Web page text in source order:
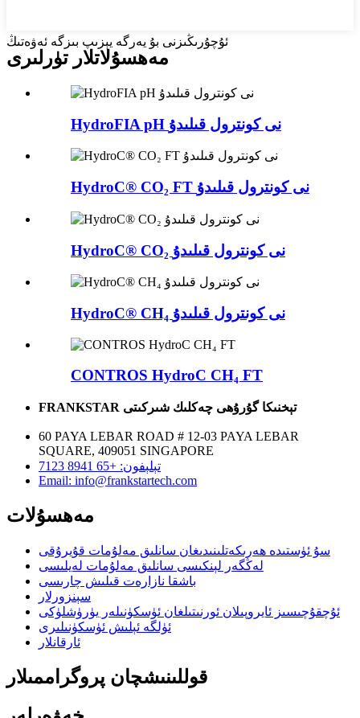
ئۇچۇرىڭىزنى بۇ يەرگە يېزىپ بىزگە ئەۋەتىڭ
مەھسۇلاتلار تۈرلىرى
HydroFIA pH نى كونترول قىلىدۇ
HydroC® CO₂ FT نى كونترول قىلىدۇ
HydroC® CO₂ نى كونترول قىلىدۇ
HydroC® CH₄ نى كونترول قىلىدۇ
CONTROS HydroC CH₄ FT
FRANKSTAR تېخنىكا گۇرۇھى چەكلىك شىركىتى
60 PAYA LEBAR ROAD # 12-03 PAYA LEBAR
SQUARE, 409051 SINGAPORE
تېلېفون: +65 8941 7123
Email: info@frankstartech.com
مەھسۇلات
سۇ ئۈستىدە ھەرىكەتلىنىدىغان سانلىق مەلۇمات قۇيرۇقى
لەڭگەر لېنكىسى سانلىق مەلۇمات لەيلىسى
باشقا نازارەت قىلىش چارىسى
سېنزورلار
ئۇچقۇچىسىز ئايروپىلان ئورنىتىلغان ئۈسكۈنىلەر يۈرۈشلۈكى
ئۈلگە ئېلىش ئۈسكۈنىلىرى
ئارقانلار
قوللىنىشچان پروگراممىلار